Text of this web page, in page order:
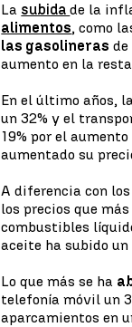
La subidade la
alimentos, como
las gasolineras
aumento en la
En el último años,
un 32% y el
19% por el
aumentado su
A diferencia con
los precios que
combustibles
aceite ha subido un
Lo que más se ha
telefonía móvil un
aparcamientos en